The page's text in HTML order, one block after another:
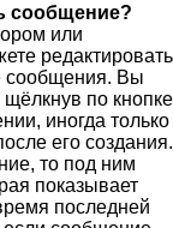
сообщение?
или
редактировать
сообщения. Вы
по кнопке
иногда только
его создания.
то под ним
показывает
последней